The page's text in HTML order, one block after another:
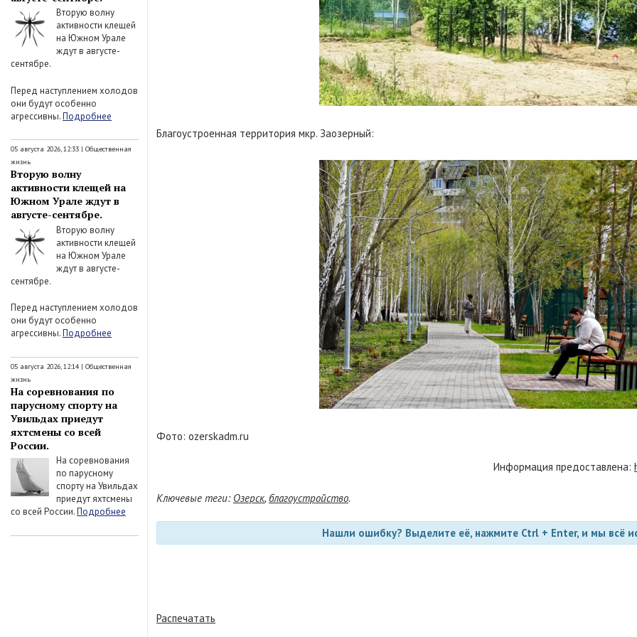
Вторую волну
активности клещей
на Южном Урале
ждут в августе-
сентябре.
Перед наступлением холодов
они будут особенно
агрессивны.Подробнее
05 августа 2026, 12:33 | Общественная
жизнь
Вторую волну
активности клещей на
Южном Урале ждут в
августе-сентябре.
Вторую волну
активности клещей
на Южном Урале
ждут в августе-
сентябре.
Перед наступлением холодов
они будут особенно
агрессивны.Подробнее
05 августа 2026, 12:14 | Общественная
жизнь
На соревнования по
парусному спорту на
Увильдах приедут
яхтсмены со всей
России.
На соревнования
по парусному
спорту на Увильдах
приедут яхтсмены
со всей России.Подробнее
Благоустроенная территория мкр. Заозерный:
Фото: ozerskadm.ru
Информация предоставлена:
Ключевые теги: Озерск, благоустройство.
Нашли ошибку? Выделите её, нажмите Ctrl + Enter, и мы всё
Распечатать